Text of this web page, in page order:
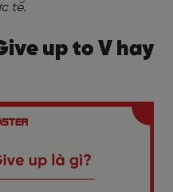
tế.
up to V hay